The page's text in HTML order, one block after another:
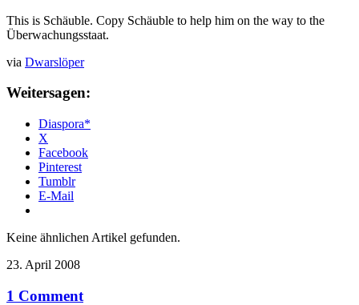
This is Schäuble. Copy Schäuble to help him on the way to the
Überwachungsstaat.
via Dwarslöper
Weitersagen:
Diaspora*
X
Facebook
Pinterest
Tumblr
E-Mail
Keine ähnlichen Artikel gefunden.
23. April 2008
1 Comment